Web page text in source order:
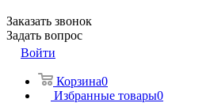
Заказать звонок
Задать вопрос
Войти
Корзина0
Избранные товары0